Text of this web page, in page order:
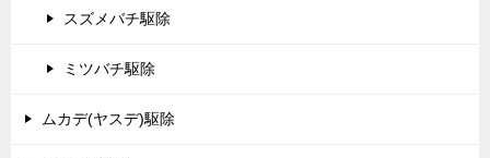
スズメバチ駆除
ミツバチ駆除
ムカデ(ヤスデ)駆除